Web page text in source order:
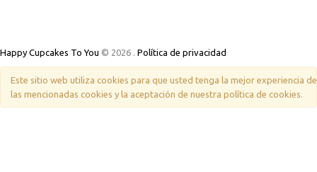
Happy Cupcakes To You © 2026 . Política de privacidad
Este sitio web utiliza cookies para que usted tenga la mejor experiencia
las mencionadas cookies y la aceptación de nuestra política de cookies.